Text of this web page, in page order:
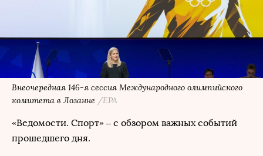
Внеочередная 146-я сессия Международного олимпийского
комитета в Лозанне /EPA
«Ведомости. Спорт» – с обзором важных событий
прошедшего дня.